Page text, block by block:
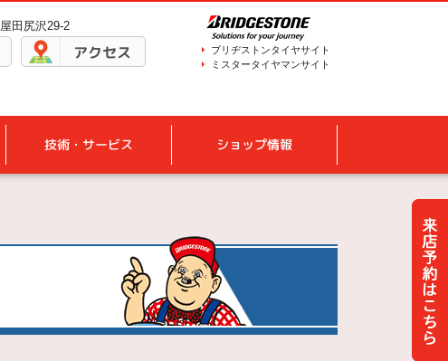
田尻沢29-2
アクセス
ブリヂストンタイヤサイト
ミスタータイヤマンサイト
技術・サービス ショップ情報